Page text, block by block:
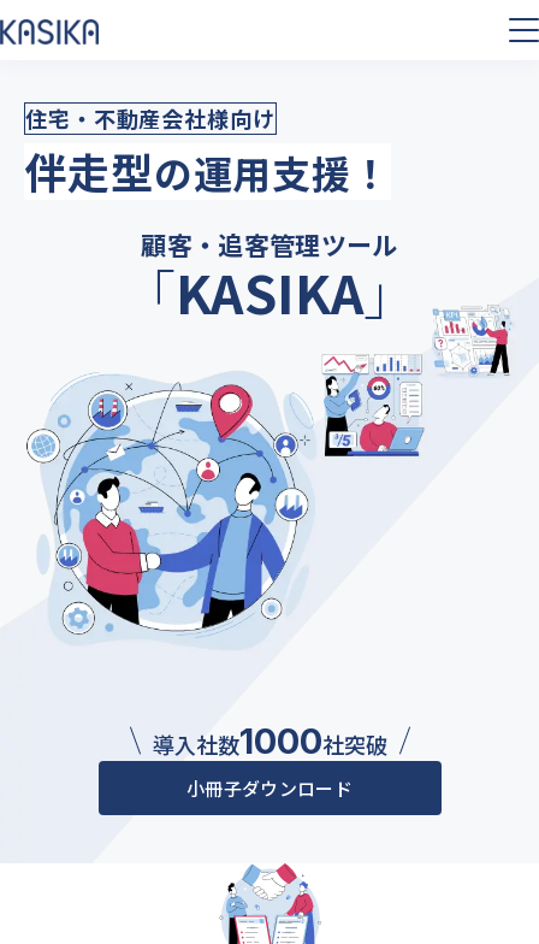
伴走型の運用支援！
顧客・追客管理ツール
「KASIKA」
導入社数1000社突破
小冊子ダウンロード